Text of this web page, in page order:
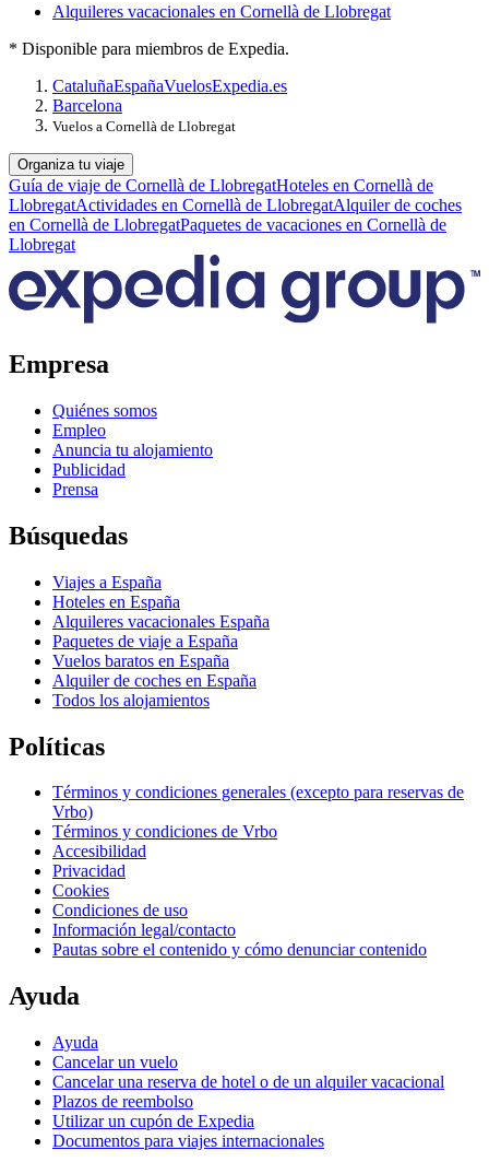
Alquileres vacacionales en Cornellà de Llobregat
* Disponible para miembros de Expedia.
CataluñaEspañaVuelosExpedia.es
Barcelona
Vuelos a Cornellà de Llobregat
Organiza tu viaje
Guía de viaje de Cornellà de LlobregatHoteles en Cornellà de
LlobregatActividades en Cornellà de LlobregatAlquiler de coches
en Cornellà de LlobregatPaquetes de vacaciones en Cornellà de
Llobregat
Empresa
Quiénes somos
Empleo
Anuncia tu alojamiento
Publicidad
Prensa
Búsquedas
Viajes a España
Hoteles en España
Alquileres vacacionales España
Paquetes de viaje a España
Vuelos baratos en España
Alquiler de coches en España
Todos los alojamientos
Políticas
Términos y condiciones generales (excepto para reservas de
Vrbo)
Términos y condiciones de Vrbo
Accesibilidad
Privacidad
Cookies
Condiciones de uso
Información legal/contacto
Pautas sobre el contenido y cómo denunciar contenido
Ayuda
Ayuda
Cancelar un vuelo
Cancelar una reserva de hotel o de un alquiler vacacional
Plazos de reembolso
Utilizar un cupón de Expedia
Documentos para viajes internacionales